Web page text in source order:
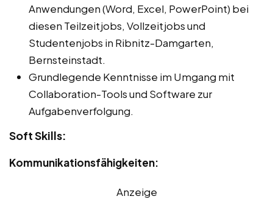
Anwendungen (Word, Excel, PowerPoint) bei
diesen Teilzeitjobs, Vollzeitjobs und
Studentenjobs in Ribnitz-Damgarten,
Bernsteinstadt.
Grundlegende Kenntnisse im Umgang mit
Collaboration-Tools und Software zur
Aufgabenverfolgung.
Soft Skills:
Kommunikationsfähigkeiten:
Anzeige